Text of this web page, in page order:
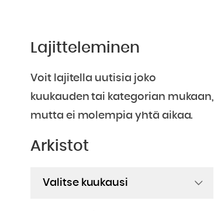
Lajitteleminen
Voit lajitella uutisia joko
kuukauden tai kategorian mukaan,
mutta ei molempia yhtä aikaa.
Arkistot